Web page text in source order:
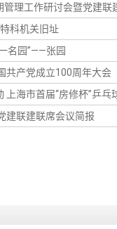
理工作研讨会暨党建联
科机关旧址
名园”——张园
共产党成立100周年大会
海市首届“房修杯”乒乓
建联建联席会议简报